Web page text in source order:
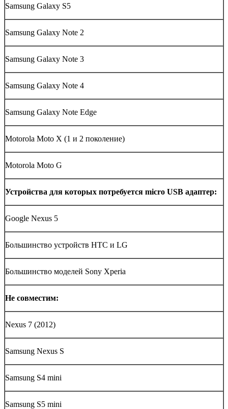
Samsung Galaxy S5
Samsung Galaxy Note 2
Samsung Galaxy Note 3
Samsung Galaxy Note 4
Samsung Galaxy Note Edge
Motorola Moto X (1 и 2 поколение)
Motorola Moto G
Устройства для которых потребуется micro USB адаптер:
Google Nexus 5
Большинство устройств HTC и LG
Большинство моделей Sony Xperia
Не совместим:
Nexus 7 (2012)
Samsung Nexus S
Samsung S4 mini
Samsung S5 mini